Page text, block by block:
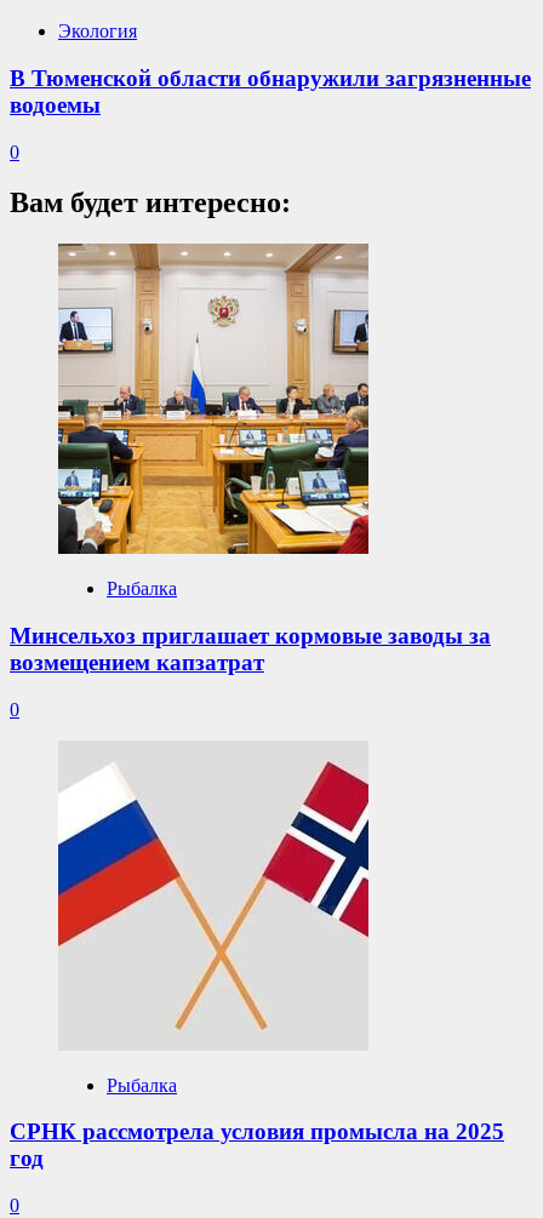
Экология
В Тюменской области обнаружили загрязненные
водоемы
0
Вам будет интересно:
Рыбалка
Минсельхоз приглашает кормовые заводы за
возмещением капзатрат
0
Рыбалка
СРНК рассмотрела условия промысла на 2025
год
0